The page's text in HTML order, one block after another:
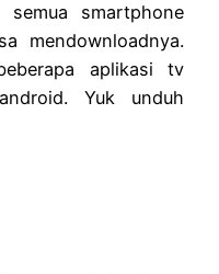
smartphone
mendownloadnya.
aplikasi tv
Yuk unduh